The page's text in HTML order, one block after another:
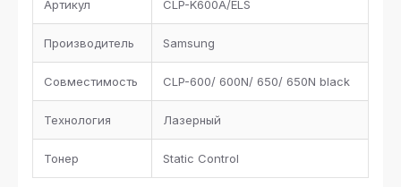
Артикул CLP-K600A/ELS
Производитель Samsung
Совместимость CLP-600/ 600N/ 650/ 650N black
Технология Лазерный
Тонер Static Control